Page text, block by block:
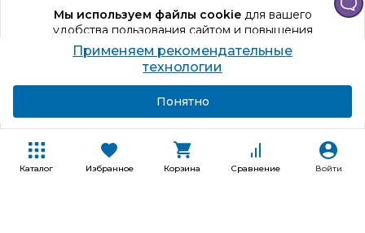
Каталог Избранное Корзина Сравнение Войти
Мы используем файлы cookieдля вашего
удобства пользования сайтом и повышения
качества рекомендаций.
Продолжая использование сайта, вы даете
согласие на обработку персональных данных
Офис Санкт‑Петербург
Оформление заказа
Покупателям
Применяем рекомендательные
технологии
Понятно